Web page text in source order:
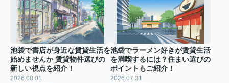
池袋で書店が身近な賃貸生活を
始めませんか 賃貸物件選びの
新しい視点を紹介！
2026.08.01
池袋でラーメン好きが賃貸生活
を満喫するには？住まい選びの
ポイントもご紹介！
2026.07.31